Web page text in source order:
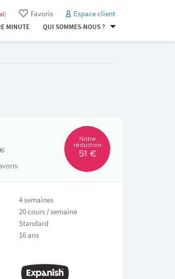
Favoris Espace client
MINUTE QUI SOMMES-NOUS ?
Notre
réduction
51 €
4 semaines
20 cours / semaine
Standard
16 ans